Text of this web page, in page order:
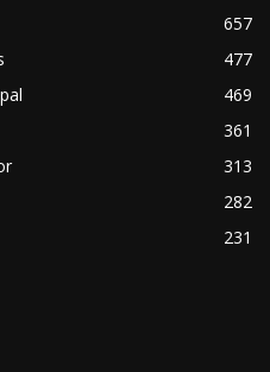
657
477
469
361
313
282
231